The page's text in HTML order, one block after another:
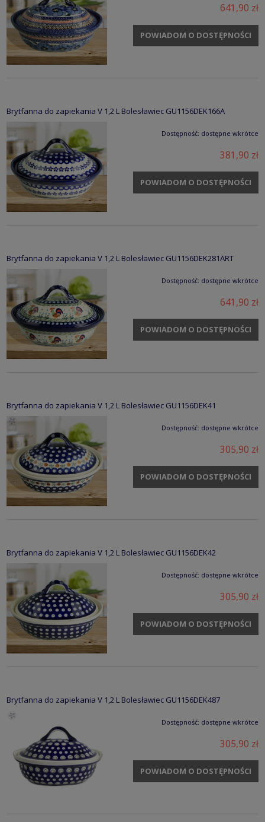
641,90 zł
POWIADOM O DOSTĘPNOŚCI
Brytfanna do zapiekania V 1,2 L Bolesławiec GU1156DEK166A
Dostępność: dostępne wkrótce
381,90 zł
POWIADOM O DOSTĘPNOŚCI
Brytfanna do zapiekania V 1,2 L Bolesławiec GU1156DEK281ART
Dostępność: dostępne wkrótce
641,90 zł
POWIADOM O DOSTĘPNOŚCI
Brytfanna do zapiekania V 1,2 L Bolesławiec GU1156DEK41
Dostępność: dostępne wkrótce
305,90 zł
POWIADOM O DOSTĘPNOŚCI
Brytfanna do zapiekania V 1,2 L Bolesławiec GU1156DEK42
Dostępność: dostępne wkrótce
305,90 zł
POWIADOM O DOSTĘPNOŚCI
Brytfanna do zapiekania V 1,2 L Bolesławiec GU1156DEK487
Dostępność: dostępne wkrótce
305,90 zł
POWIADOM O DOSTĘPNOŚCI